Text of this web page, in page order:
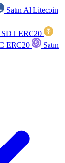
Satın Al Litecoin
ERC20
ERC20
Satın